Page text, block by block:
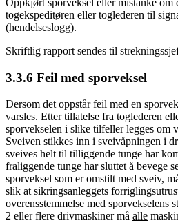
Oppkjørt sporveksel eller mistanke om
togekspeditøren eller toglederen til
(hendelseslogg).
Skriftlig rapport sendes til
3.3.6 Feil med sporveksel
Dersom det oppstår feil med en
varsles. Etter tillatelse fra toglederen
sporvekselen i slike tilfeller legges om
Sveiven stikkes inn i sveivåpningen i
sveives helt til tilliggende tunge har
fraliggende tunge har sluttet å bevege
sporveksel som er omstilt med sveiv,
slik at sikringsanleggets
overensstemmelse med sporvekselens
2 eller flere drivmaskiner må alle